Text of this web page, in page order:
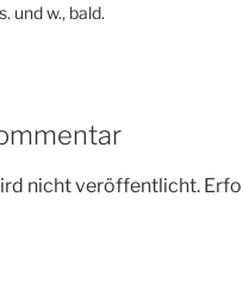
und w., bald.
nicht veröffentlicht.